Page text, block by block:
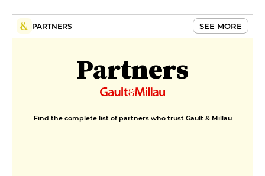
PARTNERS SEE MORE
Partners
Find the complete list of partners who trust Gault & Millau